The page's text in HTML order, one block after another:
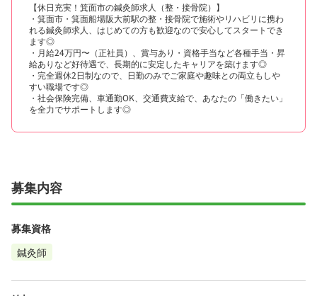
【休日充実！箕面市の鍼灸師求人（整・接骨院）】
・箕面市・箕面船場阪大前駅の整・接骨院で施術やリハビリに携わ
れる鍼灸師求人、はじめての方も歓迎なので安心してスタートでき
ます◎
・月給24万円〜（正社員）、賞与あり・資格手当など各種手当・昇
給ありなど好待遇で、長期的に安定したキャリアを築けます◎
・完全週休2日制なので、日勤のみでご家庭や趣味との両立もしや
すい職場です◎
・社会保険完備、車通勤OK、交通費支給で、あなたの「働きたい」
を全力でサポートします◎
募集内容
募集資格
鍼灸師